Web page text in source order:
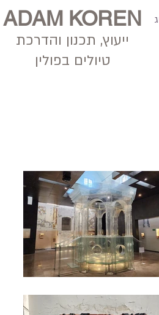
ADAM KOREN
ייעוץ, תכנון והדרכת
טיולים בפולין